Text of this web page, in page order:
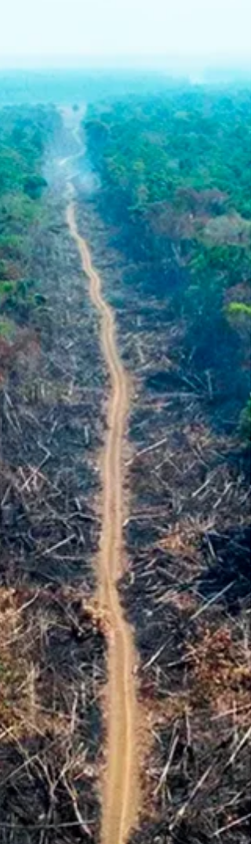
pessoas, inclusive no Brasil. Nesse contexto,
cresce mundialmente o entendimento de que a
educação ambiental e climática precisa estar
presente desde cedo na formação dos
estudantes.